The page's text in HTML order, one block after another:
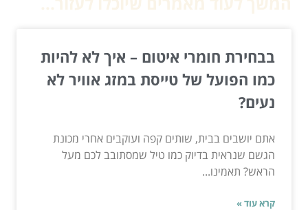
בבחירת חומרי איטום – איך לא להיות
כמו הפועל של טייסת במזג אוויר לא
נעים?
אתם יושבים בבית, שותים קפה ועוקבים אחרי מכונת
הגשם שנראית בדיוק כמו טיל שמסתובב לכם מעל
הראש? תאמינו...
קרא עוד »